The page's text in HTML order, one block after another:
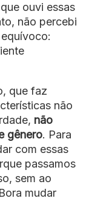
ouvi essas
não percebi
que faz
não
não
gênero. Para
com essas
passamos
sem ao
mudar